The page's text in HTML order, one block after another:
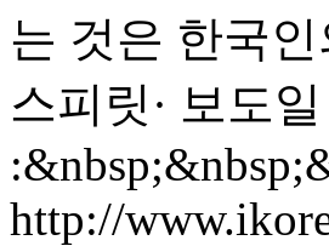
는 것은 한국
스피릿· 보도
http://